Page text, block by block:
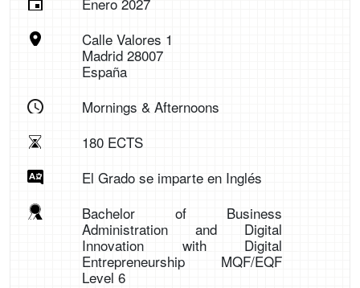
Calle Valores 1
Madrid 28007
España
Mornings & Afternoons
180 ECTS
El Grado se imparte en Inglés
Bachelor of Business
Administration and Digital
Innovation with Digital
Entrepreneurship MQF/EQF
Level 6